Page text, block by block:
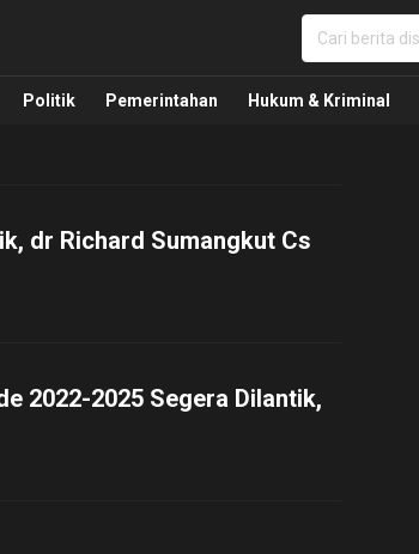
Hukum Kriminal dan Nasional
Politik Pemerintahan Hukum & Kriminal
dr Richard Sumangkut Cs
2022-2025 Segera Dilantik,